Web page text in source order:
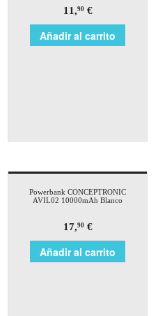
11,90€
Añadir al carrito
Powerbank CONCEPTRONIC
AVIL02 10000mAh Blanco
17,90€
Añadir al carrito